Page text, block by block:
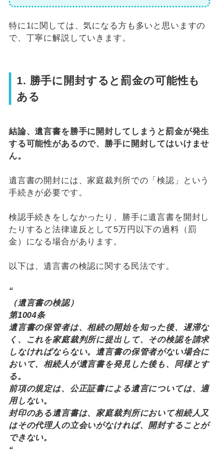
特に1に関しては、気になる方も多いと思いますの
で、丁寧に解説していきます。
1. 勝手に開封すると罰金の可能性も
ある
結論、遺言書を勝手に開封してしまうと罰金が発生
する可能性があるので、勝手に開封してはいけませ
ん。
遺言書の開封には、家庭裁判所での「検認」という
手続きが必要です。
検認手続きをしなかったり、勝手に遺言書を開封し
たりすると法律違反として5万円以下の過料（罰
金）になる場合があります。
以下は、遺言書の検認に関する民法です。
“
（遺言書の検認）
第1004条
遺言書の保管者は、相続の開始を知った後、遅滞な
く、これを家庭裁判所に提出して、その検認を請求
しなければならない。遺言書の保管者がない場合に
おいて、相続人が遺言書を発見した後も、同様とす
る。
前項の規定は、公正証書による遺言については、適
用しない。
封印のある遺言書は、家庭裁判所において相続人又
はその代理人の立会いがなければ、開封することが
できない。
“